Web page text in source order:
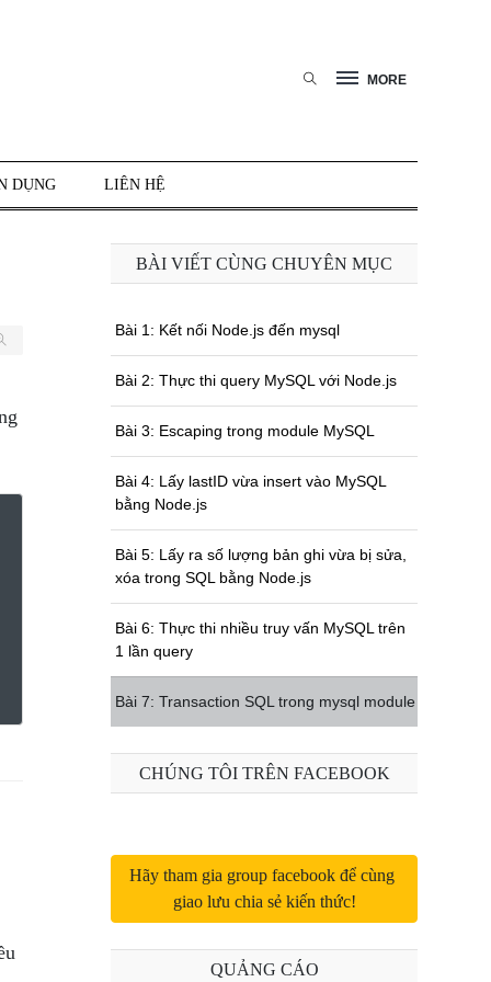
MORE
DỤNG LIÊN HỆ
BÀI VIẾT CÙNG CHUYÊN MỤC
Bài 1: Kết nối Node.js đến mysql
Bài 2: Thực thi query MySQL với Node.js
Bài 3: Escaping trong module MySQL
Bài 4: Lấy lastID vừa insert vào MySQL
bằng Node.js
Bài 5: Lấy ra số lượng bản ghi vừa bị sửa,
xóa trong SQL bằng Node.js
Bài 6: Thực thi nhiều truy vấn MySQL trên
1 lần query
Bài 7: Transaction SQL trong mysql module
CHÚNG TÔI TRÊN FACEBOOK
Hãy tham gia group facebook để cùng
giao lưu chia sẻ kiến thức!
QUẢNG CÁO